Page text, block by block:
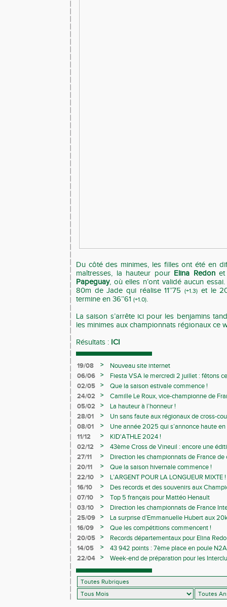
Du côté des minimes, les filles ont été en
maîtresses, la hauteur pour Elina Redonet
Papeguay, où elles n’ont validé aucun
80m de Jade qui réalise 11’’75(+1.3) et le
termine en 36’’61 (+1.0).
La saison s’arrête ici pour les benjamins
les minimes aux championnats régionaux ce
Résultats : ICI
19/08 >
Nouveau site internet
06/06
>
Fiesta VSA le mercredi 2 juillet : fêtons
02/05
>
Que la saison estivale commence !
24/02
>
Camille Le Roux, vice-championne de
05/02
>
La hauteur à l’honneur !
28/01
>
Un sans faute aux régionaux de cross-
08/01
>
Une année 2025 qui s’annonce haute
11/12
>
KID'ATHLE 2024 !
02/12
>
43ème Cross de Vineuil : encore une
27/11
>
Direction les championnats de France de
20/11
>
Que la saison hivernale commence !
22/10
>
L’ARGENT POUR LA LONGUEUR MIXTE !
16/10
>
Des records et des souvenirs aux
Avenirs
07/10 >
Top 5 français pour Mattéo Henault
03/10
>
Direction les championnats de France
25/09
>
La surprise d’Emmanuelle Hubert aux
16/09
>
Que les compétitions commencent !
20/05
>
Records départementaux pour Elina
14/05
>
43 942 points : 7ème place en poule
22/04
>
Week-end de préparation pour les